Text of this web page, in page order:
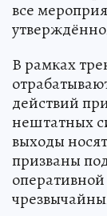
все
В рамках
действий
нештатных
выходы
призваны